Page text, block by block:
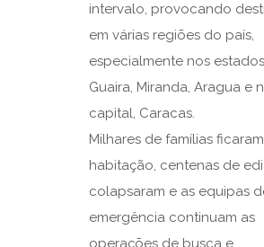
intervalo, provocando
em várias regiões do país,
especialmente nos
Guaira, Miranda, Aragua e
capital, Caracas.
Milhares de famílias
habitação, centenas de
colapsaram e as equipas
emergência continuam as
operações de busca e